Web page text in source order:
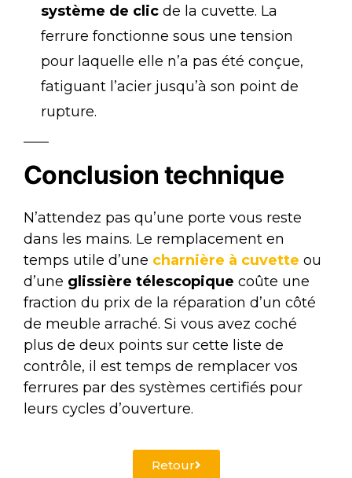
système de clic de la cuvette. La
ferrure fonctionne sous une tension
pour laquelle elle n’a pas été conçue,
fatiguant l’acier jusqu’à son point de
rupture.
Conclusion technique
N’attendez pas qu’une porte vous reste
dans les mains. Le remplacement en
temps utile d’une charnière à cuvette ou
d’une glissière télescopique coûte une
fraction du prix de la réparation d’un côté
de meuble arraché. Si vous avez coché
plus de deux points sur cette liste de
contrôle, il est temps de remplacer vos
ferrures par des systèmes certifiés pour
leurs cycles d’ouverture.
Retour